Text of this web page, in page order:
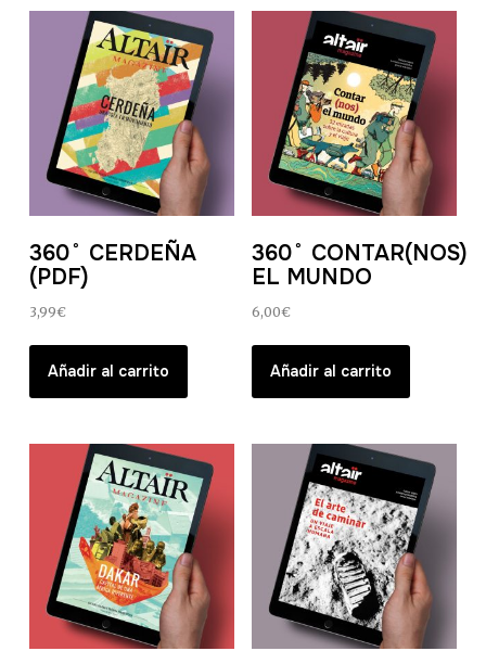
360˚ CERDEÑA
(PDF)
3,99€
Añadir al carrito
360˚ CONTAR(NOS)
EL MUNDO
6,00€
Añadir al carrito